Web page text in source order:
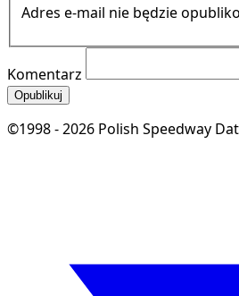
Adres e-mail nie będzie
Komentarz
Opublikuj
©1998 - 2026 Polish Speedway